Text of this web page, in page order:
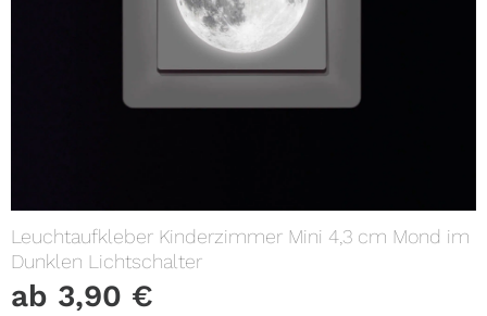
Leuchtaufkleber Kinderzimmer Mini 4,3 cm Mond im
Dunklen Lichtschalter
ab 3,90 €